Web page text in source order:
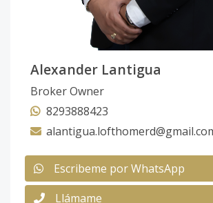
Alexander Lantigua
Broker Owner
8293888423
Escribeme por WhatsApp
Llámame